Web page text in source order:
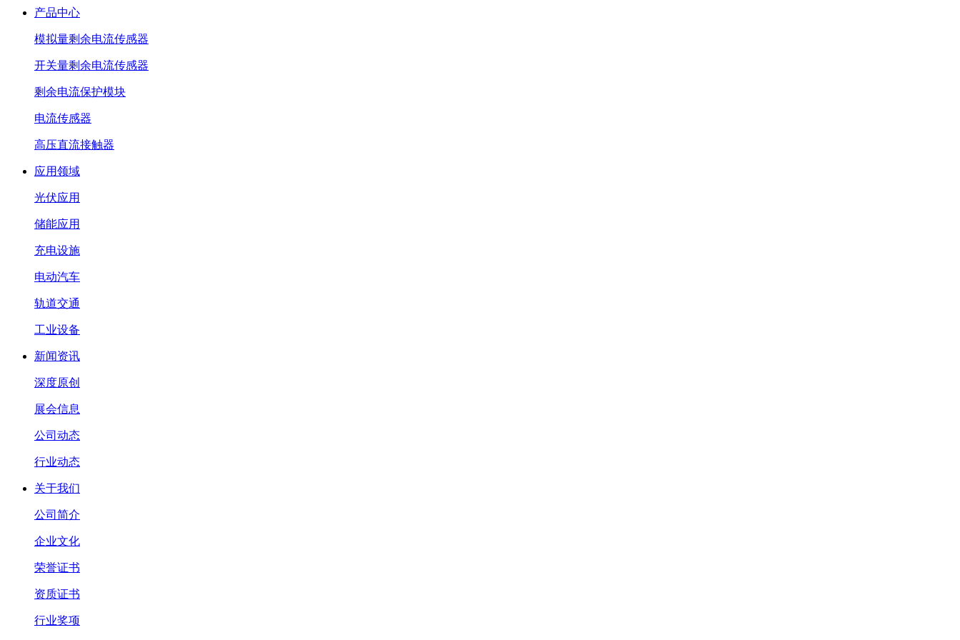
产品中心
模拟量剩余电流传感器
开关量剩余电流传感器
剩余电流保护模块
电流传感器
高压直流接触器
应用领域
光伏应用
储能应用
充电设施
电动汽车
轨道交通
工业设备
新闻资讯
深度原创
展会信息
公司动态
行业动态
关于我们
公司简介
企业文化
荣誉证书
资质证书
行业奖项